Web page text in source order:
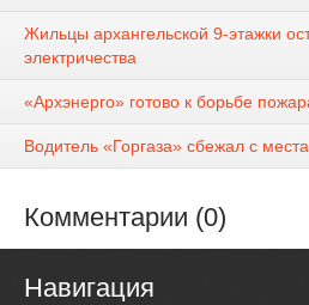
Жильцы архангельской 9-этажки
электричества
«Архэнерго» готово к борьбе
Водитель «Горгаза» сбежал с
Комментарии (0)
Навигация